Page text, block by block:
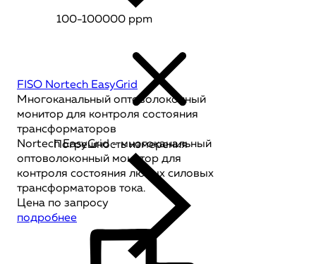
FISO Nortech EasyGrid
Многоканальный оптоволоконный
монитор для контроля состояния
трансформаторов
Nortech EasyGrid - многоканальный
оптоволоконный монитор для
контроля состояния любых силовых
трансформаторов тока.
Цена по запросу
подробнее
100-100000 ppm
Погрешность измерения